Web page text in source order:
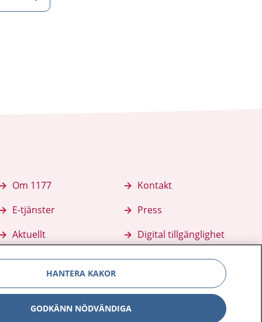
Om 1177
E-tjänster
Aktuellt
Kontakt
Press
Digital tillgänglighet
HANTERA KAKOR
GODKÄNN NÖDVÄNDIGA